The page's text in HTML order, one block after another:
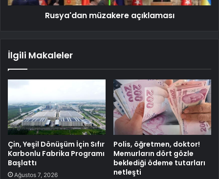
Rusya'dan müzakere açıklaması
İlgili Makaleler
Çin, Yeşil Dönüşüm İçin Sıfır
Karbonlu Fabrika Programı
Başlattı
Ağustos 7, 2026
Polis, öğretmen, doktor!
Memurların dört gözle
beklediği ödeme tutarları
netleşti